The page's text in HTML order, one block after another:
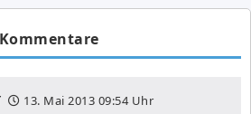
Kommentare
13. Mai 2013 09:54 Uhr